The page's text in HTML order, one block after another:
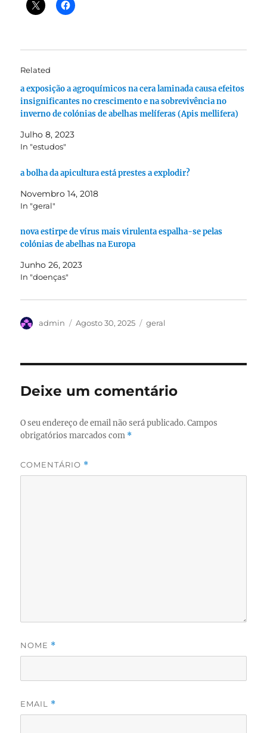
Related
a exposição a agroquímicos na cera laminada causa efeitos
insignificantes no crescimento e na sobrevivência no
inverno de colónias de abelhas melíferas (Apis mellifera)
Julho 8, 2023
In "estudos"
a bolha da apicultura está prestes a explodir?
Novembro 14, 2018
In "geral"
nova estirpe de vírus mais virulenta espalha-se pelas
colónias de abelhas na Europa
Junho 26, 2023
In "doenças"
Autor
admin
Publicado
Agosto 30, 2025 Categorias
geral
Deixe um comentário
O seu endereço de email não será publicado. Campos
obrigatórios marcados com *
COMENTÁRIO *
NOME *
EMAIL *